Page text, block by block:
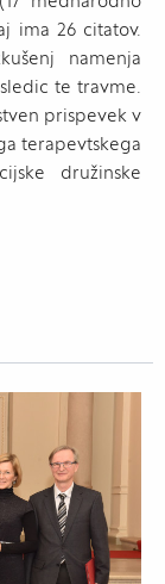
ima 26 citatov.
namenja
te travme.
prispevek v
terapevtskega
družinske